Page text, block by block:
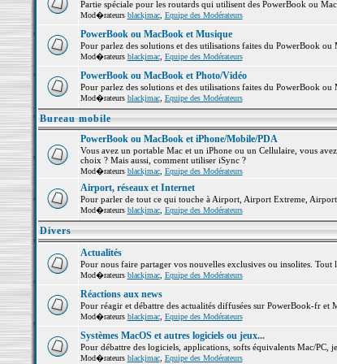
Partie spéciale pour les routards qui utilisent des PowerBook ou
Mod�rateurs blackjmac, Equipe des Modérateurs
PowerBook ou MacBook et Musique
Pour parlez des solutions et des utilisations faites du PowerBook ou
Mod�rateurs blackjmac, Equipe des Modérateurs
PowerBook ou MacBook et Photo/Vidéo
Pour parlez des solutions et des utilisations faites du PowerBook
Mod�rateurs blackjmac, Equipe des Modérateurs
Bureau mobile
PowerBook ou MacBook et iPhone/Mobile/PDA
Vous avez un portable Mac et un iPhone ou un Cellulaire, vous
choix ? Mais aussi, comment utiliser iSync ?
Mod�rateurs blackjmac, Equipe des Modérateurs
Airport, réseaux et Internet
Pour parler de tout ce qui touche à Airport, Airport Extreme, Airport
Mod�rateurs blackjmac, Equipe des Modérateurs
Divers
Actualités
Pour nous faire partager vos nouvelles exclusives ou insolites.
Mod�rateurs blackjmac, Equipe des Modérateurs
Réactions aux news
Pour réagir et débattre des actualités diffusées sur PowerBook-fr et
Mod�rateurs blackjmac, Equipe des Modérateurs
Systèmes MacOS et autres logiciels ou jeux...
Pour débattre des logiciels, applications, softs équivalents Mac/PC,
Mod�rateurs blackjmac, Equipe des Modérateurs